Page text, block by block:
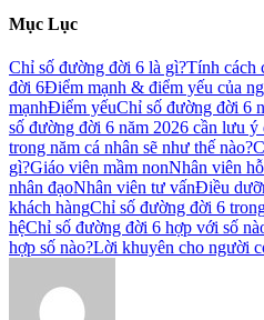
Mục Lục
Chỉ số đường đời 6 là gì?Tính cách
đời 6Điểm mạnh & điểm yếu của
mạnhĐiểm yếuChỉ số đường đời 6
số đường đời 6 năm 2026 cần lưu ý
trong năm cá nhân sẽ như thế nào?
gì?Giáo viên mầm nonNhân viên
nhân đạoNhân viên tư vấnĐiều
khách hàngChỉ số đường đời 6
hệChỉ số đường đời 6 hợp với số
hợp số nào?Lời khuyên cho người